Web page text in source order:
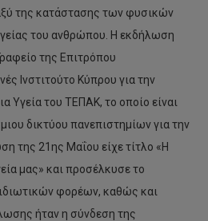
της κατάστασης των φυσικών
του ανθρώπου. Η εκδήλωση
της Επιτρόπου
Ινστιτούτο Κύπρου για την
Υγεία του ΤΕΠΑΚ, το οποίο είναι
δικτύου πανεπιστημίων για την
της 21ης Μαΐου είχε τίτλο «Η
μας» και προσέλκυσε το
φορέων, καθώς και
ήταν η σύνδεση της